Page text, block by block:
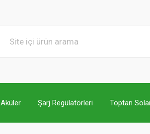
Aküler Şarj Regülatörleri Toptan